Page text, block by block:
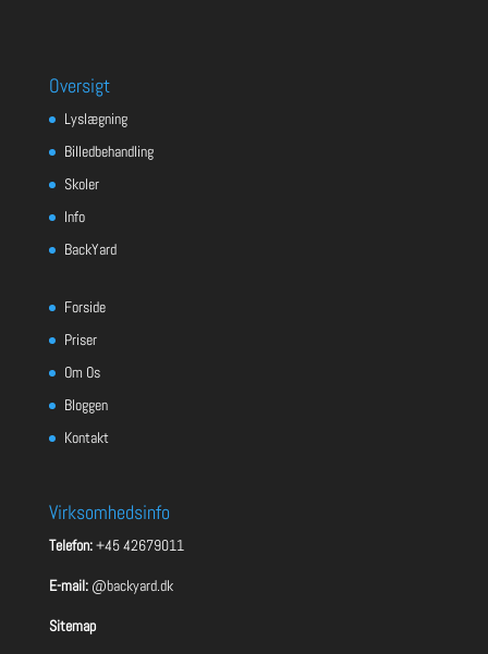
Oversigt
Lyslægning
Billedbehandling
Skoler
Info
BackYard
Forside
Priser
Om Os
Bloggen
Kontakt
Virksomhedsinfo
Telefon:+45 42679011
E-mail: @backyard.dk
Sitemap